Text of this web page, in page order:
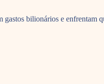
bilionários e enfrentam